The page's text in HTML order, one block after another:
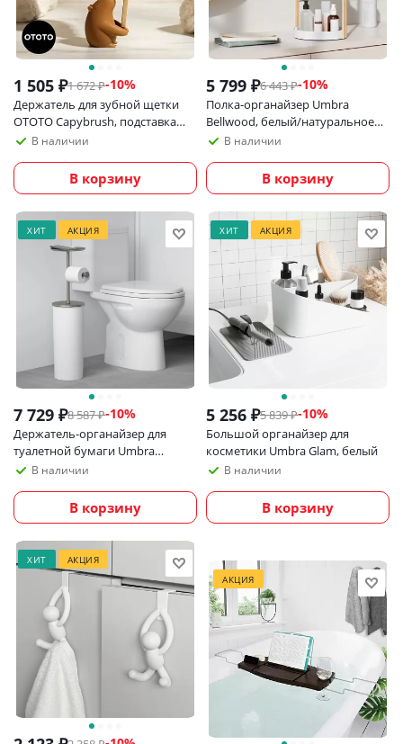
1 505 ₽1 672₽-10%
Держатель для зубной щетки
OTOTO Capybrush, подставка
для зубной щетки в ванную
В наличии
В корзину
5 799 ₽6 443₽-10%
Полка-органайзер Umbra
Bellwood, белый/натуральное
дерево
В наличии
В корзину
ХИТ АКЦИЯ
7 729 ₽8 587₽-10%
Держатель-органайзер для
туалетной бумаги Umbra
Portaloo
В наличии
В корзину
ХИТ АКЦИЯ
5 256 ₽5 839₽-10%
Большой органайзер для
косметики Umbra Glam, белый
В наличии
В корзину
ХИТ АКЦИЯ
АКЦИЯ